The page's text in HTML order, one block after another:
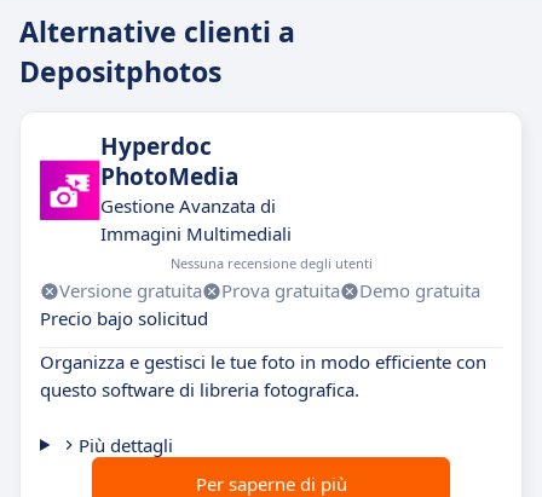
Alternative clienti a
Depositphotos
Hyperdoc
PhotoMedia
Gestione Avanzata di
Immagini Multimediali
Nessuna recensione degli utenti
Versione gratuita Prova gratuita
Demo gratuita
Precio bajo solicitud
Organizza e gestisci le tue foto in modo efficiente con
questo software di libreria fotografica.
Più dettagli
Per saperne di più